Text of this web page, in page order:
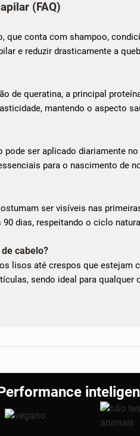
(FAQ)
que conta com shampoo,
e reduzir drasticamente a
de queratina, a principal
mantendo o aspecto
ser aplicado diariamente
para o nascimento de
ser visíveis nas
dias, respeitando o ciclo
cabelo?
lisos até crespos que
sendo ideal para